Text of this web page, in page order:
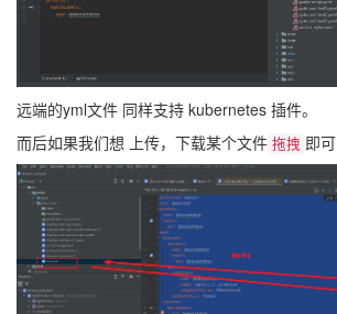
远端的yml文件 同样支持 kubernetes 插件。
而后如果我们想 上传，下载某个文件 拖拽 即可